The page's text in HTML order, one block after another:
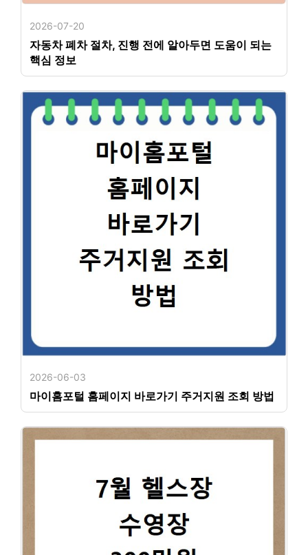
2026-07-20
자동차 폐차 절차, 진행 전에 알아두면 도움이 되는
핵심 정보
2026-06-03
마이홈포털 홈페이지 바로가기 주거지원 조회 방법